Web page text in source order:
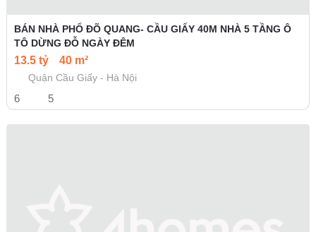
BÁN NHÀ PHỐ ĐÕ QUANG- CẦU GIẤY 40M NHÀ 5 TẦNG Ô
TÔ DỪNG ĐỖ NGÀY ĐÊM
13.5 tỷ 40 m²
Quận Cầu Giấy - Hà Nội
6 5